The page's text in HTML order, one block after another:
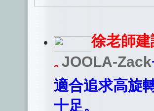
徐老師
JOOLA-Zack
適合追求高旋
十足。